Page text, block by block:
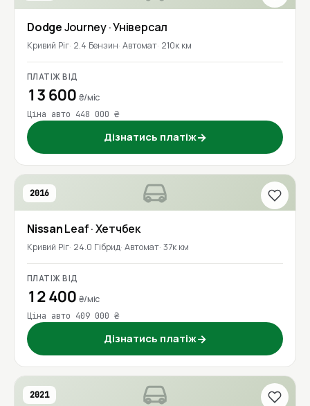
DodgeJourney· Універсал
Кривий Ріг 2.4 Бензин Автомат 210к км
ПЛАТІЖ ВІД
13 600 ₴/міс
Ціна авто 448 000 ₴
Дізнатись платіж→
2016
NissanLeaf· Хетчбек
Кривий Ріг 24.0 Гібрид Автомат 37к км
ПЛАТІЖ ВІД
12 400 ₴/міс
Ціна авто 409 000 ₴
Дізнатись платіж→
2021